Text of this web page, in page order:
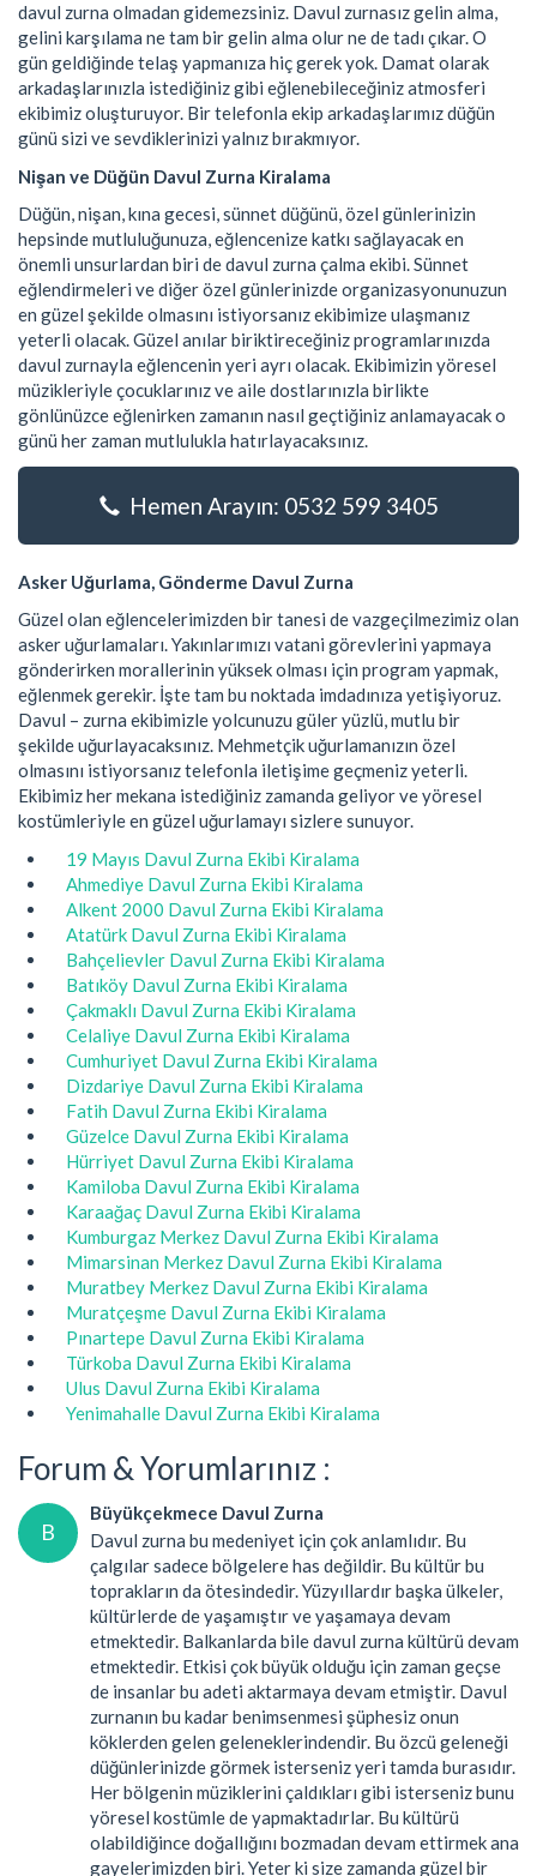
davul zurna olmadan gidemezsiniz. Davul zurnasız gelin alma,
gelini karşılama ne tam bir gelin alma olur ne de tadı çıkar. O
gün geldiğinde telaş yapmanıza hiç gerek yok. Damat olarak
arkadaşlarınızla istediğiniz gibi eğlenebileceğiniz atmosferi
ekibimiz oluşturuyor. Bir telefonla ekip arkadaşlarımız düğün
günü sizi ve sevdiklerinizi yalnız bırakmıyor.
Nişan ve Düğün Davul Zurna Kiralama
Düğün, nişan, kına gecesi, sünnet düğünü, özel günlerinizin
hepsinde mutluluğunuza, eğlencenize katkı sağlayacak en
önemli unsurlardan biri de davul zurna çalma ekibi. Sünnet
eğlendirmeleri ve diğer özel günlerinizde organizasyonunuzun
en güzel şekilde olmasını istiyorsanız ekibimize ulaşmanız
yeterli olacak. Güzel anılar biriktireceğiniz programlarınızda
davul zurnayla eğlencenin yeri ayrı olacak. Ekibimizin yöresel
müzikleriyle çocuklarınız ve aile dostlarınızla birlikte
gönlünüzce eğlenirken zamanın nasıl geçtiğiniz anlamayacak o
günü her zaman mutlulukla hatırlayacaksınız.
Hemen Arayın: 0532 599 3405
Asker Uğurlama, Gönderme Davul Zurna
Güzel olan eğlencelerimizden bir tanesi de vazgeçilmezimiz olan
asker uğurlamaları. Yakınlarımızı vatani görevlerini yapmaya
gönderirken morallerinin yüksek olması için program yapmak,
eğlenmek gerekir. İşte tam bu noktada imdadınıza yetişiyoruz.
Davul – zurna ekibimizle yolcunuzu güler yüzlü, mutlu bir
şekilde uğurlayacaksınız. Mehmetçik uğurlamanızın özel
olmasını istiyorsanız telefonla iletişime geçmeniz yeterli.
Ekibimiz her mekana istediğiniz zamanda geliyor ve yöresel
kostümleriyle en güzel uğurlamayı sizlere sunuyor.
19 Mayıs Davul Zurna Ekibi Kiralama
Ahmediye Davul Zurna Ekibi Kiralama
Alkent 2000 Davul Zurna Ekibi Kiralama
Atatürk Davul Zurna Ekibi Kiralama
Bahçelievler Davul Zurna Ekibi Kiralama
Batıköy Davul Zurna Ekibi Kiralama
Çakmaklı Davul Zurna Ekibi Kiralama
Celaliye Davul Zurna Ekibi Kiralama
Cumhuriyet Davul Zurna Ekibi Kiralama
Dizdariye Davul Zurna Ekibi Kiralama
Fatih Davul Zurna Ekibi Kiralama
Güzelce Davul Zurna Ekibi Kiralama
Hürriyet Davul Zurna Ekibi Kiralama
Kamiloba Davul Zurna Ekibi Kiralama
Karaağaç Davul Zurna Ekibi Kiralama
Kumburgaz Merkez Davul Zurna Ekibi Kiralama
Mimarsinan Merkez Davul Zurna Ekibi Kiralama
Muratbey Merkez Davul Zurna Ekibi Kiralama
Muratçeşme Davul Zurna Ekibi Kiralama
Pınartepe Davul Zurna Ekibi Kiralama
Türkoba Davul Zurna Ekibi Kiralama
Ulus Davul Zurna Ekibi Kiralama
Yenimahalle Davul Zurna Ekibi Kiralama
Forum & Yorumlarınız :
B
Büyükçekmece Davul Zurna
Davul zurna bu medeniyet için çok anlamlıdır. Bu
çalgılar sadece bölgelere has değildir. Bu kültür bu
toprakların da ötesindedir. Yüzyıllardır başka ülkeler,
kültürlerde de yaşamıştır ve yaşamaya devam
etmektedir. Balkanlarda bile davul zurna kültürü devam
etmektedir. Etkisi çok büyük olduğu için zaman geçse
de insanlar bu adeti aktarmaya devam etmiştir. Davul
zurnanın bu kadar benimsenmesi şüphesiz onun
köklerden gelen geleneklerindendir. Bu özcü geleneği
düğünlerinizde görmek isterseniz yeri tamda burasıdır.
Her bölgenin müziklerini çaldıkları gibi isterseniz bunu
yöresel kostümle de yapmaktadırlar. Bu kültürü
olabildiğince doğallığını bozmadan devam ettirmek ana
gayelerimizden biri. Yeter ki size zamanda güzel bir